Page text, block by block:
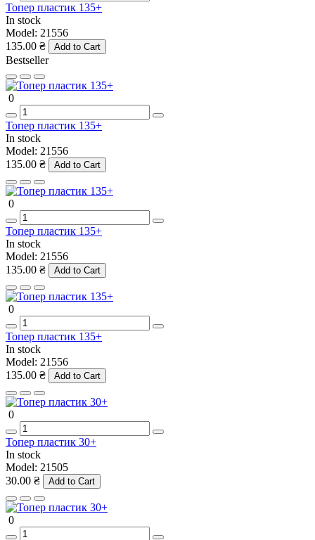
Топер пластик 135+
In stock
Model: 21556
135.00 ₴
Add to Cart
Bestseller
0
Топер пластик 135+
In stock
Model: 21556
135.00 ₴
Add to Cart
0
Топер пластик 135+
In stock
Model: 21556
135.00 ₴
Add to Cart
0
Топер пластик 135+
In stock
Model: 21556
135.00 ₴
Add to Cart
0
Топер пластик 30+
In stock
Model: 21505
30.00 ₴
Add to Cart
0